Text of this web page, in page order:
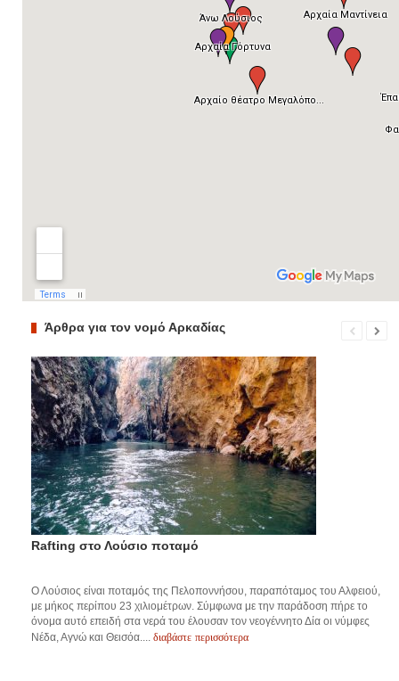
Άρθρα για τον νομό Αρκαδίας
Rafting στο Λούσιο ποταμό
Ο Λούσιος είναι ποταμός της Πελοποννήσου, παραπόταμος του Αλφειού,
με μήκος περίπου 23 χιλιομέτρων. Σύμφωνα με την παράδοση πήρε το
όνομα αυτό επειδή στα νερά του έλουσαν τον νεογέννητο Δία οι νύμφες
Νέδα, Αγνώ και Θεισόα.... διαβάστε περισσότερα